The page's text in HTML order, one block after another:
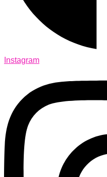
Instagram